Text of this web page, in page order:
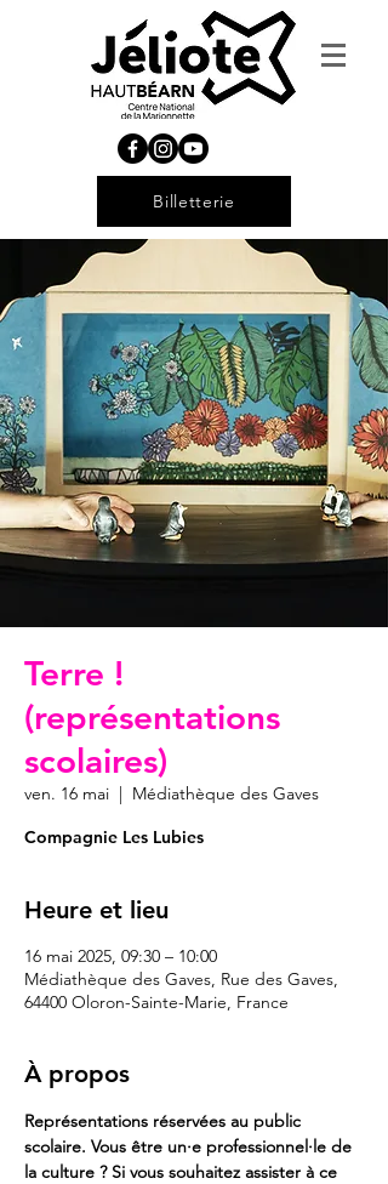
Billetterie
Terre !
(représentations
scolaires)
ven. 16 mai
  |
Médiathèque des Gaves
Compagnie Les Lubies
Heure et lieu
16 mai 2025, 09:30 – 10:00
Médiathèque des Gaves, Rue des Gaves,
64400 Oloron-Sainte-Marie, France
À propos
Représentations réservées au public
scolaire. Vous être un·e professionnel·le de
la culture ? Si vous souhaitez assister à ce